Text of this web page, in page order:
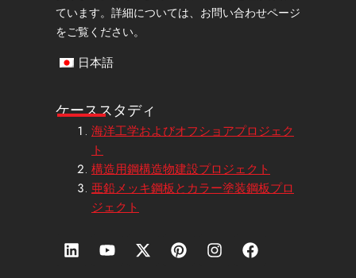
ています。詳細については、お問い合わせページ
をご覧ください。
日本語
ケーススタディ
海洋工学およびオフショアプロジェク
ト
構造用鋼構造物建設プロジェクト
亜鉛メッキ鋼板とカラー塗装鋼板プロ
ジェクト
リ
ン
Y
o
エ
ッ
ピ
ン
イ
ン
フ
ェ